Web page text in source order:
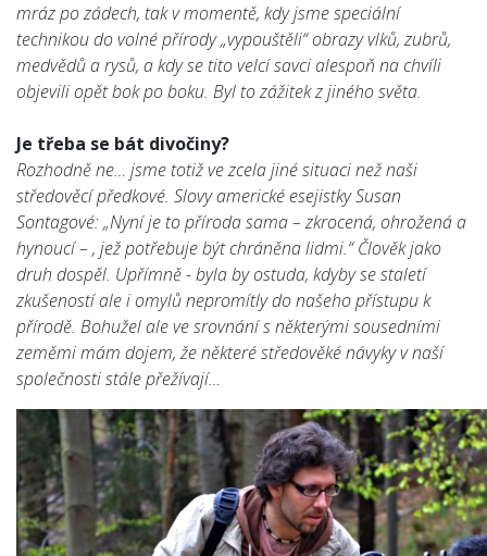
mráz po zádech, tak v momentě, kdy jsme speciální
technikou do volné přírody „vypouštěli“ obrazy vlků, zubrů,
medvědů a rysů, a kdy se tito velcí savci alespoň na chvíli
objevili opět bok po boku. Byl to zážitek z jiného světa.
Je třeba se bát divočiny?
Rozhodně ne… jsme totiž ve zcela jiné situaci než naši
středověcí předkové. Slovy americké esejistky Susan
Sontagové: „Nyní je to příroda sama – zkrocená, ohrožená a
hynoucí – , jež potřebuje být chráněna lidmi.“ Člověk jako
druh dospěl. Upřímně - byla by ostuda, kdyby se staletí
zkušeností ale i omylů nepromítly do našeho přístupu k
přírodě. Bohužel ale ve srovnání s některými sousedními
zeměmi mám dojem, že některé středověké návyky v naší
společnosti stále přežívají…